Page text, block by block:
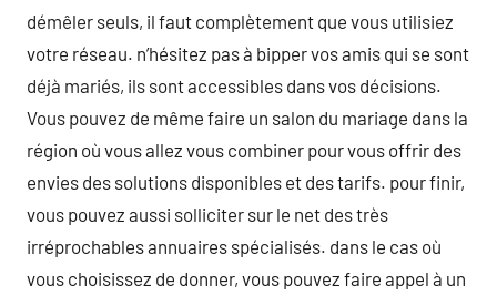
démêler seuls, il faut complètement que vous utilisiez
votre réseau. n’hésitez pas à bipper vos amis qui se sont
déjà mariés, ils sont accessibles dans vos décisions.
Vous pouvez de même faire un salon du mariage dans la
région où vous allez vous combiner pour vous offrir des
envies des solutions disponibles et des tarifs. pour finir,
vous pouvez aussi solliciter sur le net des très
irréprochables annuaires spécialisés. dans le cas où
vous choisissez de donner, vous pouvez faire appel à un